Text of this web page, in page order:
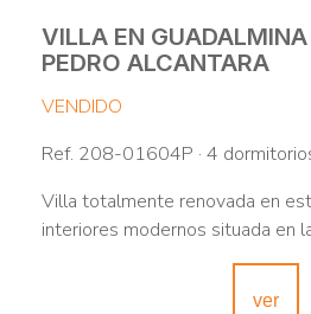
VILLA EN
PEDRO ALCANTARA
VENDIDO
Ref. 208-01604P · 4
Villa totalmente renovada en
interiores modernos situada en
ver